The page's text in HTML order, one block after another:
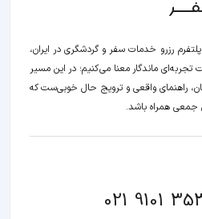
پلتفرم رزرو خدمات سفر و گردشگری در ایران،
ماندگار معنا می‌کنیم؛ در این مسیر‍
راهنمای واقعی و ترویج حال خوبی‌ست که
جمعی همراه باشد.
021 9101